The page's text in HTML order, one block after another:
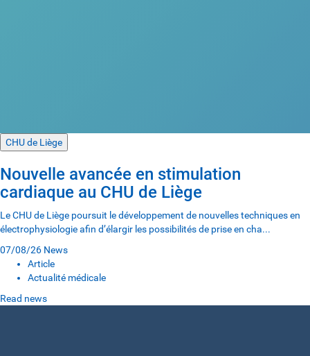
CHU de Liège
Nouvelle avancée en stimulation
cardiaque au CHU de Liège
Le CHU de Liège poursuit le développement de nouvelles techniques en
électrophysiologie afin d’élargir les possibilités de prise en cha...
07/08/26 News
Article
Actualité médicale
Read news